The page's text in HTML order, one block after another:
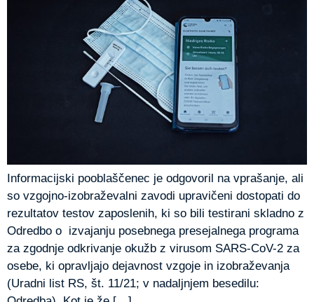
Informacijski pooblaščenec je odgovoril na vprašanje, ali
so vzgojno-izobraževalni zavodi upravičeni dostopati do
rezultatov testov zaposlenih, ki so bili testirani skladno z
Odredbo o izvajanju posebnega presejalnega programa
za zgodnje odkrivanje okužb z virusom SARS-CoV-2 za
osebe, ki opravljajo dejavnost vzgoje in izobraževanja
(Uradni list RS, št. 11/21; v nadaljnjem besedilu: